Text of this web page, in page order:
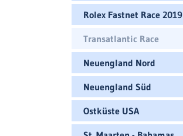
Rolex Fastnet Race 2019
Transatlantic Race
Neuengland Nord
Neuengland Süd
Ostküste USA